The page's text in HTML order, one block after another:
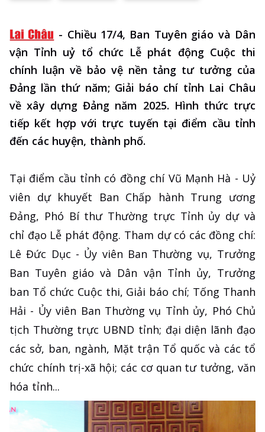
- Chiều 17/4, Ban Tuyên giáo và Dân
vận Tỉnh uỷ tổ chức Lễ phát động Cuộc thi
chính luận về bảo vệ nền tảng tư tưởng của
Đảng lần thứ năm; Giải báo chí tỉnh Lai Châu
về xây dựng Đảng năm 2025. Hình thức trực
tiếp kết hợp với trực tuyến tại điểm cầu tỉnh
đến các huyện, thành phố.
Tại điểm cầu tỉnh có đồng chí Vũ Mạnh Hà - Uỷ
viên dự khuyết Ban Chấp hành Trung ương
Đảng, Phó Bí thư Thường trực Tỉnh ủy dự và
chỉ đạo Lễ phát động. Tham dự có các đồng chí:
Lê Đức Dục - Ủy viên Ban Thường vụ, Trưởng
Ban Tuyên giáo và Dân vận Tỉnh ủy, Trưởng
ban Tổ chức Cuộc thi, Giải báo chí; Tống Thanh
Hải - Ủy viên Ban Thường vụ Tỉnh ủy, Phó Chủ
tịch Thường trực UBND tỉnh; đại diện lãnh đạo
các sở, ban, ngành, Mặt trận Tổ quốc và các tổ
chức chính trị-xã hội; các cơ quan tư tưởng, văn
hóa tỉnh...